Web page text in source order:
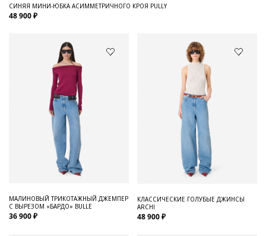
СИНЯЯ МИНИ-ЮБКА АСИММЕТРИЧНОГО КРОЯ PULLY
48 900 ₽
МАЛИНОВЫЙ ТРИКОТАЖНЫЙ ДЖЕМПЕР
С ВЫРЕЗОМ «БАРДО» BULLE
36 900 ₽
КЛАССИЧЕСКИЕ ГОЛУБЫЕ ДЖИНСЫ
ARCHI
48 900 ₽